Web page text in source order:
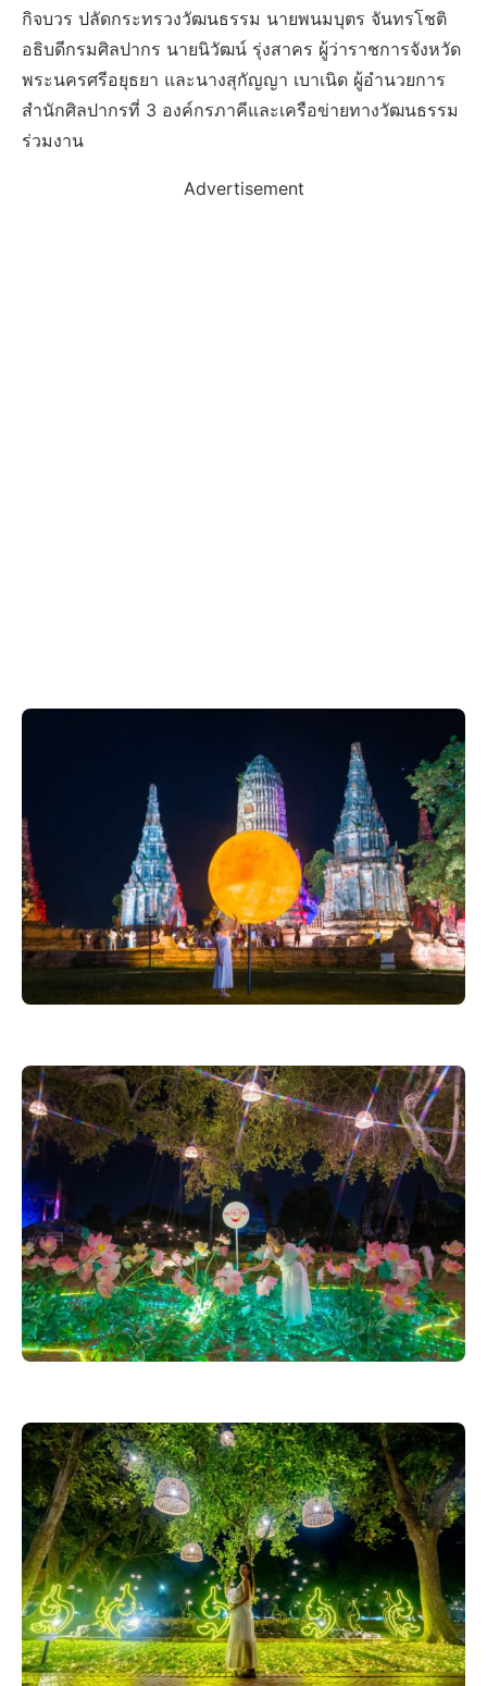
กิจบวร ปลัดกระทรวงวัฒนธรรม นายพนมบุตร จันทรโชติ
อธิบดีกรมศิลปากร นายนิวัฒน์ รุ่งสาคร ผู้ว่าราชการจังหวัด
พระนครศรีอยุธยา และนางสุกัญญา เบาเนิด ผู้อำนวยการ
สำนักศิลปากรที่ 3 องค์กรภาคีและเครือข่ายทางวัฒนธรรม
ร่วมงาน
Advertisement